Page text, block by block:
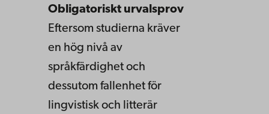
Obligatoriskt urvalsprov
Eftersom studierna kräver
en hög nivå av
språkfärdighet och
dessutom fallenhet för
lingvistisk och litterär